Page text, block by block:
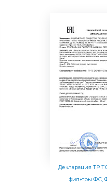
Декларация ТР
фильтры